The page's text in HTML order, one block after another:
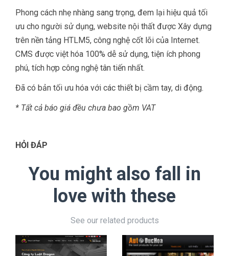
Phong cách nhẹ nhàng sang trọng, đem lại hiệu quả tối
ưu cho người sử dụng, website nội thất được Xây dựng
trên nền tảng HTLM5, công nghệ cốt lõi của Internet.
CMS được việt hóa 100% dễ sử dụng, tiện ích phong
phú, tích hợp công nghệ tân tiến nhất.
Đã có bản tối ưu hóa với các thiết bị cầm tay, di động.
* Tất cả báo giá đều chưa bao gồm VAT
HỎI ĐÁP
You might also fall in
love with these
See our related products